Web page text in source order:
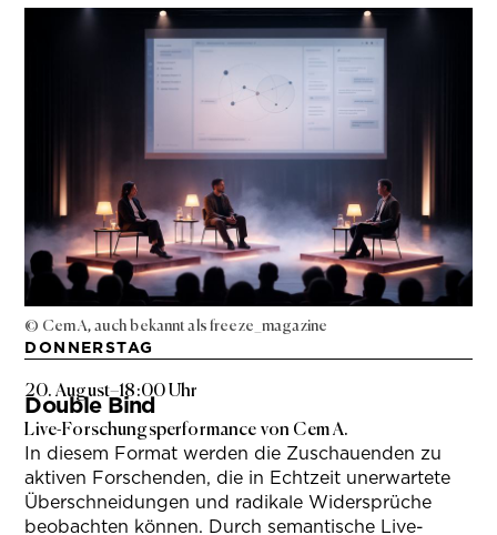
© Cem A, auch bekannt als freeze_magazine
DONNERSTAG
20. August–18:00 Uhr
Double Bind
Live-Forschungsperformance von Cem A.
In diesem Format werden die Zuschauenden zu
aktiven Forschenden, die in Echtzeit unerwartete
Überschneidungen und radikale Widersprüche
beobachten können. Durch semantische Live-